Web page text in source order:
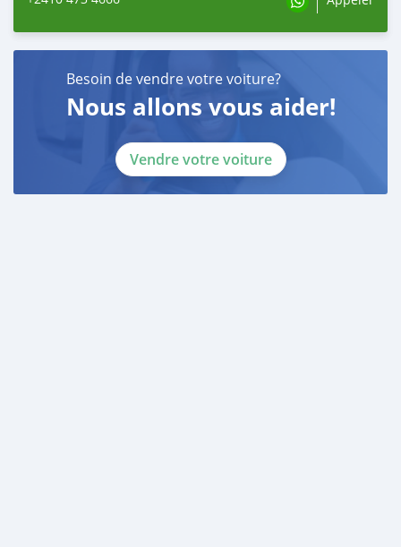
Besoin de vendre votre voiture?
Nous allons vous aider!
Vendre votre voiture